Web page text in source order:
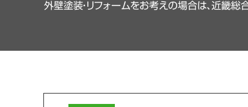
外壁塗装・リフォームをお考えの場合は、近畿総